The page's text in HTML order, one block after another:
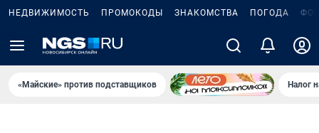
НЕДВИЖИМОСТЬ ПРОМОКОДЫ ЗНАКОМСТВА ПОГОДА
«Майские» против подставщиков Налог